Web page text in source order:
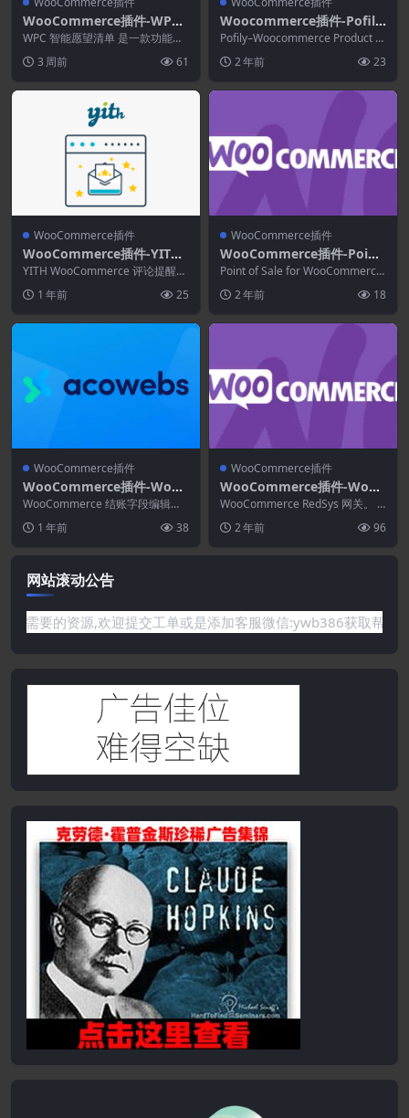
WooCommerce插件-WPC
Smart Wishlist for WooCo
mmerce Premium 6.0.6
WPC 智能愿望清单 是一款功能强
管理他们的待购清...
3 周前 61
Woocommerce插件-Pofily
–Woocommerce Product
Filters 1.2.0–SEO产品过滤
器
Pofily–Woocommerce Product Fil
2 年前 23
WooCommerce插件
WooCommerce插件-YITH
WooCommerce Review Re
minder Premium 1.52.0
YITH WooCommerce 评论提醒免
发送电...
1 年前 25
WooCommerce插件
WooCommerce插件-Point
of Sale for WooCommerce
6.4.0
Point of Sale for WooCommerce
2 年前 18
WooCommerce插件
WooCommerce插件-WooC
ommerce Checkout Field
Editor and Manager Pro 4.
1.1
WooCommerce 结账字段编辑器
和管理器插件可帮助您管理 WooC
omme...
1 年前 38
WooCommerce插件
WooCommerce插件-WooC
ommerce RedSys Gatewa
y 25.3.5
WooCommerce RedSys 网关。 R
edsys 是西班牙最常用的网关...
2 年前 96
网站滚动公告
站没有你需要的资源,欢迎提交工单或是添加客服微信:ywb386